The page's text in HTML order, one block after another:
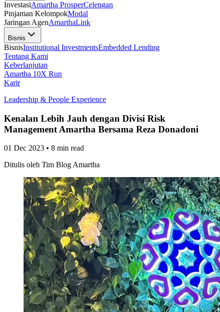
InvestasiAmartha ProsperCelengan
Pinjaman KelompokModal
Jaringan AgenAmarthaLink
Bisnis
BisnisInstitutional InvestmentsEmbedded Lending
Tentang Kami
Keberlanjutan
Amartha 10X Run
Karir
Leadership & People Experience
Kenalan Lebih Jauh dengan Divisi Risk
Management Amartha Bersama Reza Donadoni
01 Dec 2023 • 8 min read
Ditulis oleh Tim Blog Amartha